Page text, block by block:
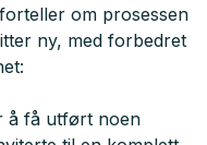
om prosessen
ny, med forbedret
å få utført noen